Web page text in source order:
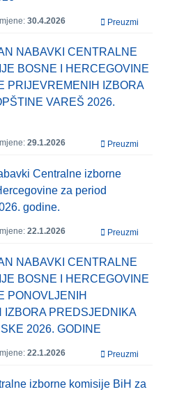
30.4.2026 Preuzmi
NABAVKI CENTRALNE
BOSNE I HERCEGOVINE
PRIJEVREMENIH IZBORA
VAREŠ 2026.
29.1.2026 Preuzmi
Centralne izborne
za period
godine.
22.1.2026 Preuzmi
NABAVKI CENTRALNE
BOSNE I HERCEGOVINE
PONOVLJENIH
IZBORA PREDSJEDNIKA
2026. GODINE
22.1.2026 Preuzmi
izborne komisije BiH za